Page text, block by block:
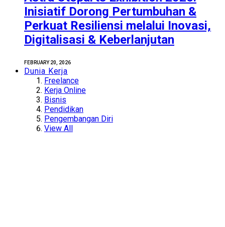
Inisiatif Dorong Pertumbuhan &
Perkuat Resiliensi melalui Inovasi,
Digitalisasi & Keberlanjutan
FEBRUARY 20, 2026
Dunia Kerja
Freelance
Kerja Online
Bisnis
Pendidikan
Pengembangan Diri
View All